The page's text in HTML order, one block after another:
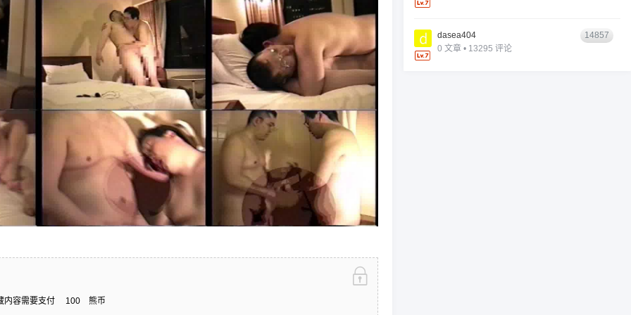
内容需要支付 100 熊币
dasea404
0 文章 • 13295 评论
14857